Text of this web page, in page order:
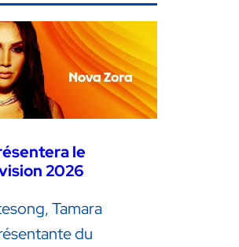
le
2026
Tamara
du